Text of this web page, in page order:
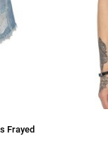
Frayed